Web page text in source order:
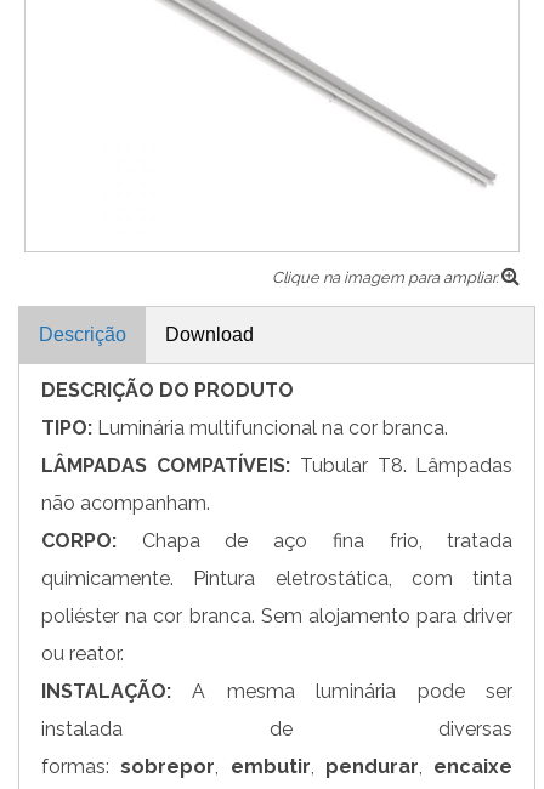
Clique na imagem para ampliar.
Descrição Download
DESCRIÇÃO DO PRODUTO
TIPO: Luminária multifuncional na cor branca.
LÂMPADAS COMPATÍVEIS:Tubular T8. Lâmpadas
não acompanham.
CORPO: Chapa de aço fina frio, tratada
quimicamente. Pintura eletrostática, com tinta
poliéster na cor branca. Sem alojamento para driver
ou reator.
INSTALAÇÃO:A mesma luminária pode ser
instalada de diversas
formas:sobrepor embutir pendurar
encaixe